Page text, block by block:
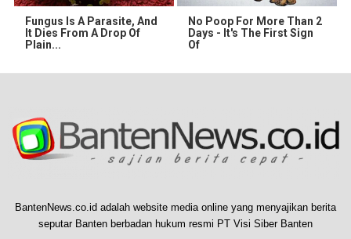
Fungus Is A Parasite, And
It Dies From A Drop Of
Plain...
No Poop For More Than 2
Days - It's The First Sign
Of
BantenNews.co.id adalah website media online yang menyajikan berita
seputar Banten berbadan hukum resmi PT Visi Siber Banten